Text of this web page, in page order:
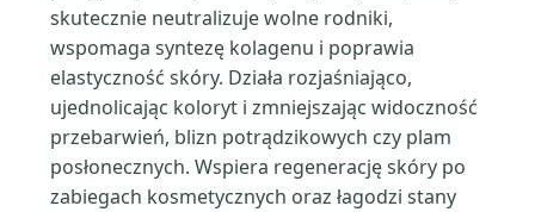
skutecznie neutralizuje wolne rodniki,
wspomaga syntezę kolagenu i poprawia
elastyczność skóry. Działa rozjaśniająco,
ujednolicając koloryt i zmniejszając widoczność
przebarwień, blizn potrądzikowych czy plam
posłonecznych. Wspiera regenerację skóry po
zabiegach kosmetycznych oraz łagodzi stany